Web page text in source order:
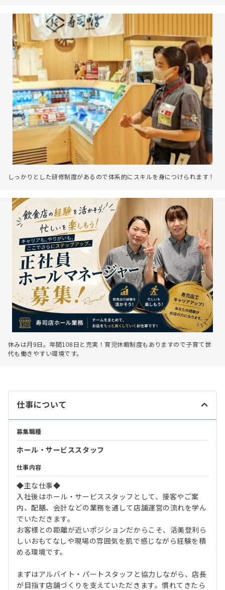
しっかりとした研修制度があるので体系的にスキルを身につけられます！
休みは月9日。年間108日と充実！育児休暇制度もありますので子育て世
代も働きやすい環境です。
仕事について
募集職種
ホール・サービススタッフ
仕事内容
◆主な仕事◆
入社後はホール・サービススタッフとして、接客やご案
内、配膳、会計などの業務を通して店舗運営の流れを学ん
でいただきます。
お客様との距離が近いポジションだからこそ、活美登利ら
しいおもてなしや現場の雰囲気を肌で感じながら経験を積
める環境です。
まずはアルバイト・パートスタッフと協力しながら、店長
が目指す店舗づくりを支えていただきます。慣れてきたら